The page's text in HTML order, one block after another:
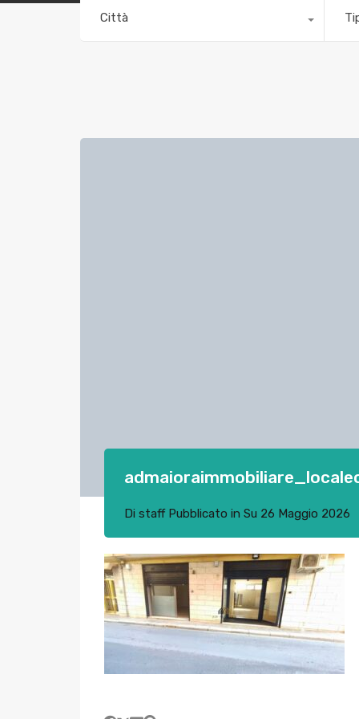
Città
Di staffPubblicato in Su 26 Maggio 2026